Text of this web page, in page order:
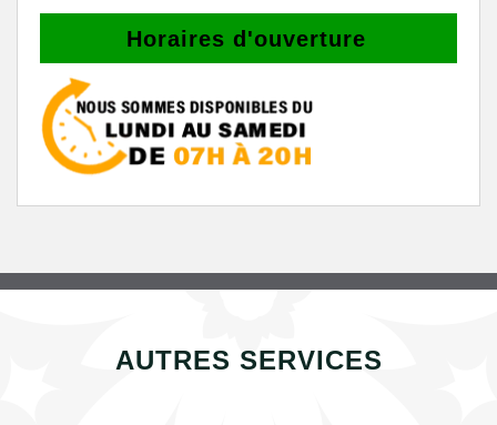
Horaires d'ouverture
AUTRES SERVICES